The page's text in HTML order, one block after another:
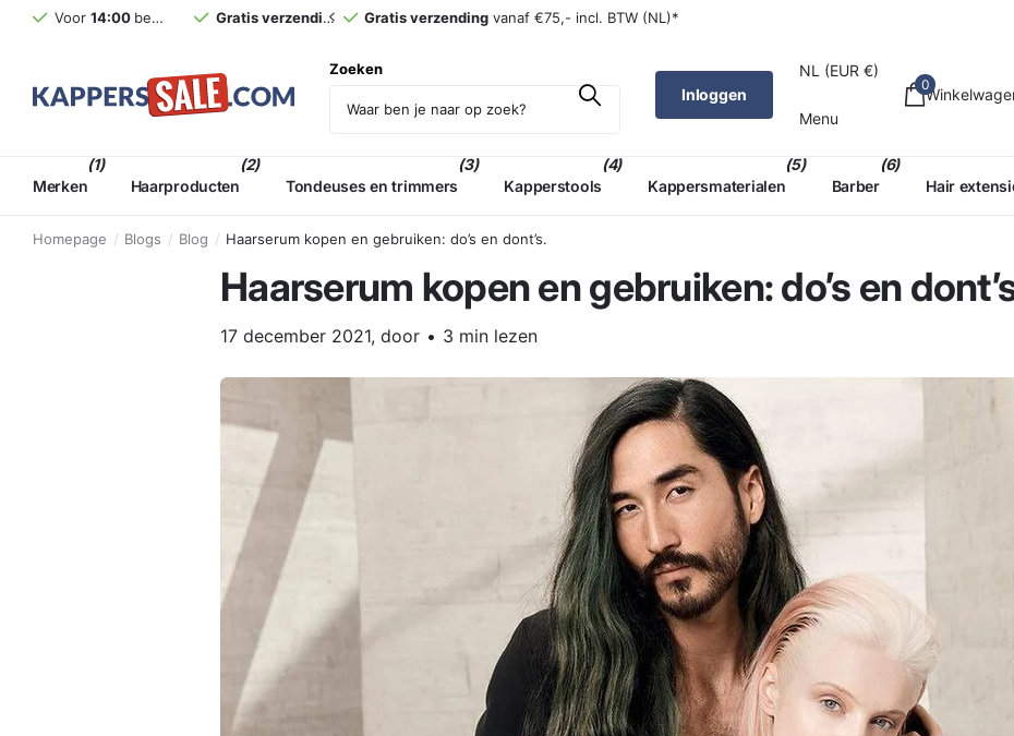
Voor 14:00 besteld, morgenin huis (NL)*
Gratis verzending vanaf €75,- incl. BTW (NL)*
Gratis verzending vanaf €75,- incl. BTW (NL)*
Zoeken
Inloggen
NL (EUR €)
Menu
0
Merken
(1)
Haarproducten
(2)
Tondeuses en trimmers
(3)
Kapperstools
(4)
Kappersmaterialen
(5)
Barber
(6)
Hair
Homepage Blogs Blog Haarserum kopen en gebruiken: do’s en dont’s.
Haarserum kopen en gebruiken: do’s en
17 december 2021, door 3 min lezen